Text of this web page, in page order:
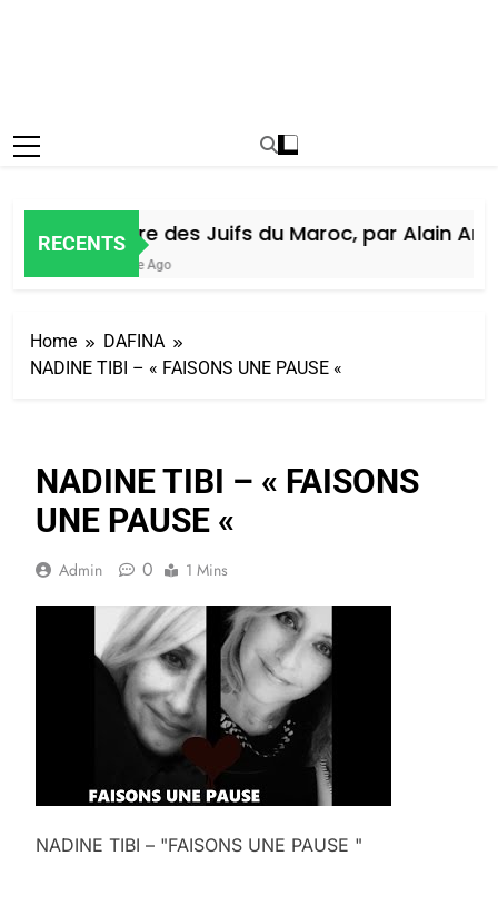
RECENTS
Histoire des Juifs du Maroc, par Alain Amiel
1 Semaine Ago
Home
DAFINA
NADINE TIBI – « FAISONS UNE PAUSE «
NADINE TIBI – « FAISONS
UNE PAUSE «
Admin 0 1 Mins
NADINE TIBI – "FAISONS UNE PAUSE "